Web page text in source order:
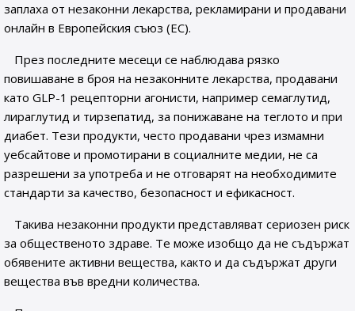
заплаха от незаконни лекарства, рекламирани и продавани
онлайн в Европейския съюз (EС).
През последните месеци се наблюдава рязко
повишаване в броя на незаконните лекарства, продавани
като GLP-1 рецепторни агонисти, например семаглутид,
лираглутид и тирзепатид, за понижаване на теглото и при
диабет. Тези продукти, често продавани чрез измамни
уебсайтове и промотирани в социалните медии, не са
разрешени за употреба и не отговарят на необходимите
стандарти за качество, безопасност и ефикасност.
Такива незаконни продукти представляват сериозен риск
за общественото здраве. Те може изобщо да не съдържат
обявените активни вещества, както и да съдържат други
вещества във вредни количества.